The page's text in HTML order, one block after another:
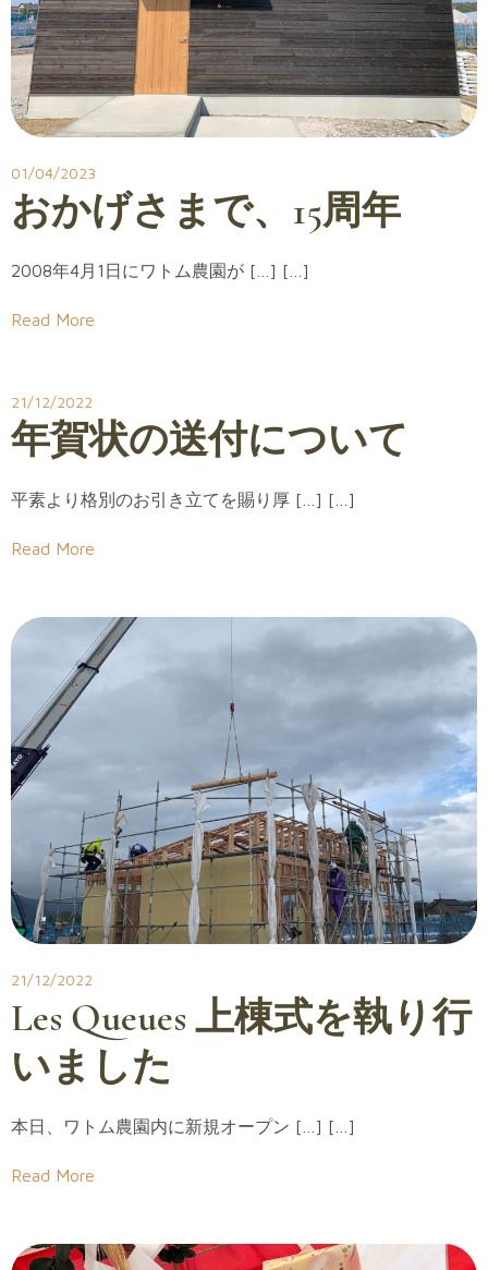
01/04/2023
おかげさまで、15周年
2008年4月1日にワトム農園が […] […]
Read More
21/12/2022
年賀状の送付について
平素より格別のお引き立てを賜り厚 […] […]
Read More
21/12/2022
Les Queues 上棟式を執り行
いました
本日、ワトム農園内に新規オープン […] […]
Read More